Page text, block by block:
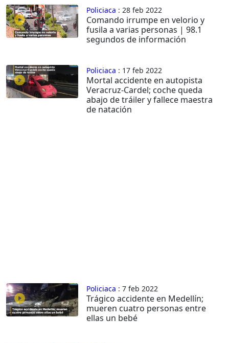
Policiaca : 28 feb 2022
Comando irrumpe en velorio y
fusila a varias personas | 98.1
segundos de información
Policiaca : 17 feb 2022
Mortal accidente en autopista
Veracruz-Cardel; coche queda
abajo de tráiler y fallece maestra
de natación
Policiaca : 7 feb 2022
Trágico accidente en Medellín;
mueren cuatro personas entre
ellas un bebé